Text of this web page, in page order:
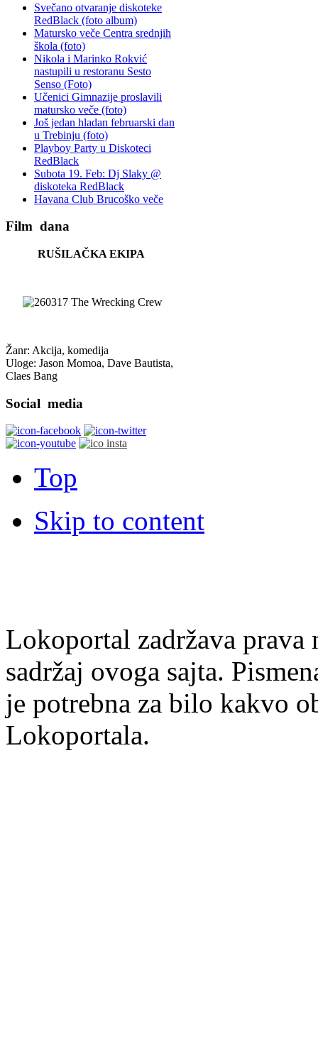
Svečano otvaranje diskoteke
RedBlack (foto album)
Matursko veče Centra srednjih
škola (foto)
Nikola i Marinko Rokvić
nastupili u restoranu Sesto
Senso (Foto)
Učenici Gimnazije proslavili
matursko veče (foto)
Još jedan hladan februarski dan
u Trebinju (foto)
Playboy Party u Diskoteci
RedBlack
Subota 19. Feb: Dj Slaky @
diskoteka RedBlack
Havana Club Brucoško veče
Film dana
RUŠILAČKA EKIPA
Žanr: Akcija, komedija
Uloge: Jason Momoa, Dave Bautista,
Claes Bang
Social media
Top
Skip to content
Lokoportal zadržava
sadržaj ovoga sajta.
je potrebna za bilo kakvo
Lokoportala.